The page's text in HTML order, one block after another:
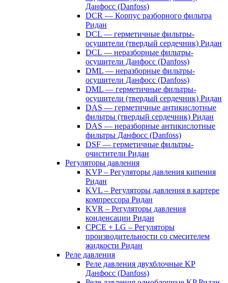
Данфосс (Danfoss)
DCR — Корпус разборного фильтра
Ридан
DCL — герметичные фильтры-
осушители (твердый сердечник) Ридан
DCL — неразборные фильтры-
осушители Данфосс (Danfoss)
DML — неразборные фильтры-
осушители Данфосс (Danfoss)
DML — герметичные фильтры-
осушители (твердый сердечник) Ридан
DAS — герметичные антикислотные
фильтры (твердый сердечник) Ридан
DAS — неразборные антикислотные
фильтры Данфосс (Danfoss)
DSF — герметичные фильтры-
очистители Ридан
Регуляторы давления
KVP – Регуляторы давления кипения
Ридан
KVL – Регуляторы давления в картере
компрессора Ридан
KVR – Регуляторы давления
конденсации Ридан
CPCE + LG – Регуляторы
производительности со смесителем
жидкости Ридан
Реле давления
Реле давления двухблочные KP
Данфосс (Danfoss)